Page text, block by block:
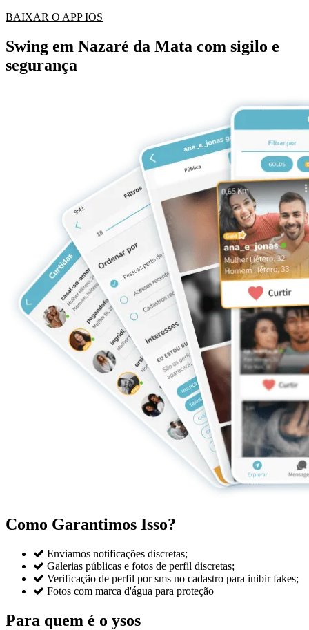
BAIXAR O APP IOS
Swing em Nazaré da Mata com sigilo e
segurança
Como Garantimos Isso?
 Enviamos notificações discretas;
 Galerias públicas e fotos de perfil discretas;
 Verificação de perfil por sms no cadastro para inibir fakes;
 Fotos com marca d'água para proteção
Para quem é o ysos